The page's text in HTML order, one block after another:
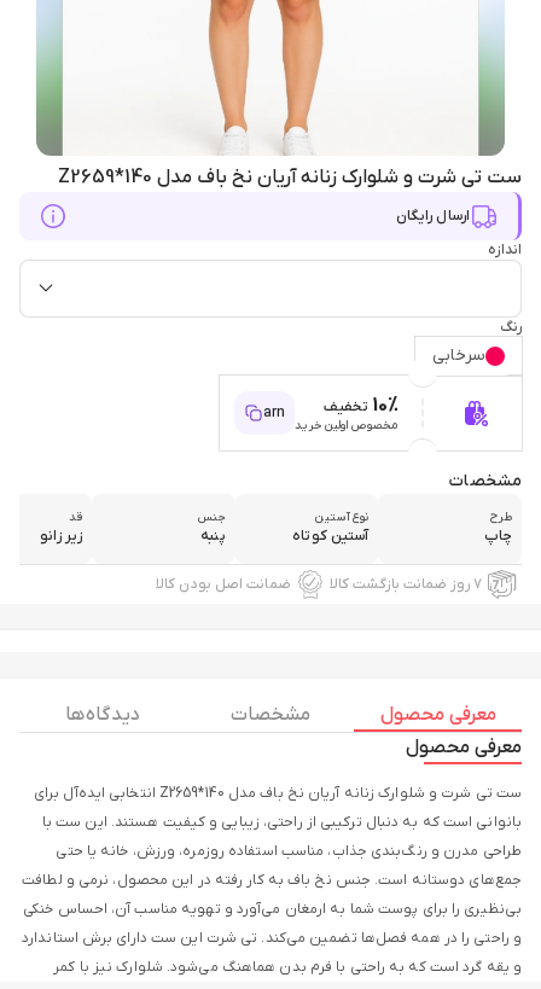
ست تی شرت و شلوارک زنانه آریان نخ باف مدل Z2659*140
ارسال رایگان
اندازه
رنگ
سرخابی
10% تخفیف
مخصوص اولین خرید
arn
مشخصات
طرح
چاپ
نوع آستین
آستین کوتاه
جنس
پنبه
قد
زیر زانو
۷ روز ضمانت بازگشت کالا ضمانت اصل بودن کالا
معرفی محصول مشخصات
دیدگاه ها
معرفی محصول
ست تی شرت و شلوارک زنانه آریان نخ باف مدل Z2659*140 انتخابی ایده‌آل برای
بانوانی است که به دنبال ترکیبی از راحتی، زیبایی و کیفیت هستند. این ست با
طراحی مدرن و رنگ‌بندی جذاب، مناسب استفاده روزمره، ورزش، خانه یا حتی
جمع‌های دوستانه است. جنس نخ باف به کار رفته در این محصول، نرمی و لطافت
بی‌نظیری را برای پوست شما به ارمغان می‌آورد و تهویه مناسب آن، احساس خنکی
و راحتی را در همه فصل‌ها تضمین می‌کند. تی شرت این ست دارای برش استاندارد
و یقه گرد است که به راحتی با فرم بدن هماهنگ می‌شود. شلوارک نیز با کمر